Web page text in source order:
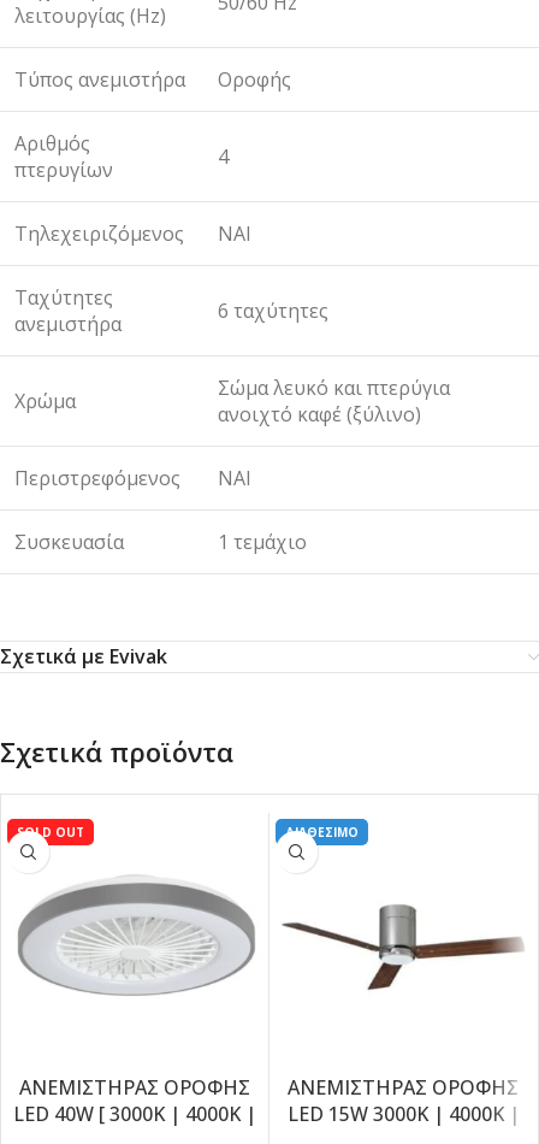
λειτουργίας (Hz)
Τύπος ανεμιστήρα Οροφής
Αριθμός
πτερυγίων
4
Τηλεχειριζόμενος ΝΑΙ
Ταχύτητες
ανεμιστήρα
6 ταχύτητες
Χρώμα
Σώμα λευκό και πτερύγια
ανοιχτό καφέ (ξύλινο)
Περιστρεφόμενος ΝΑΙ
Συσκευασία 1 τεμάχιο
Σχετικά με Evivak
Σχετικά προϊόντα
-5%
SOLD OUT
ΑΝΕΜΙΣΤΗΡΑΣ ΟΡΟΦΗΣ
LED 40W [ 3000K | 4000K |
-5%
ΔΙΑΘΕΣΙΜΟ
ΑΝΕΜΙΣΤΗΡΑΣ ΟΡΟΦΗΣ
LED 15W 3000K | 4000K |